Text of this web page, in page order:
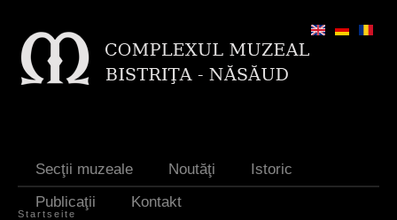
Secţii muzeale Noutăţi
Istoric
Publicaţii
Kontakt
Startseite